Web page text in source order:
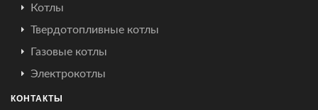
Котлы
Твердотопливные котлы
Газовые котлы
Электрокотлы
КОНТАКТЫ